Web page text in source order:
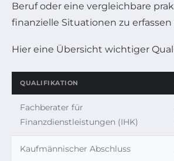
Beruf oder eine vergleichbare
finanzielle Situationen zu
Hier eine Übersicht wichtiger
QUALIFIKATION
Fachberater für
Finanzdienstleistungen (IHK)
Kaufmännischer Abschluss